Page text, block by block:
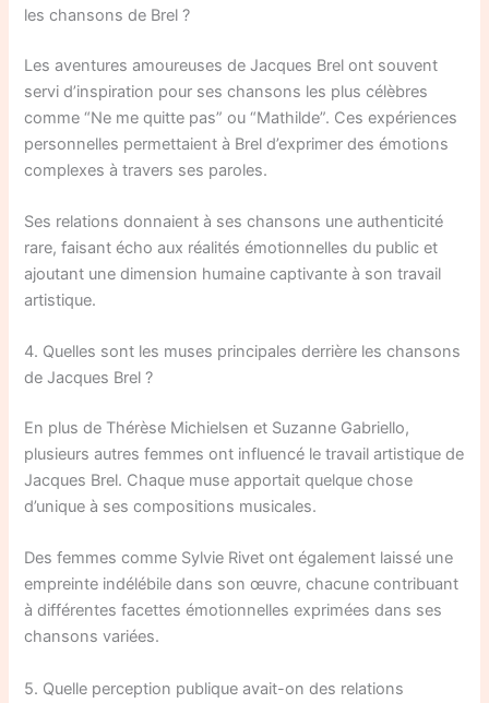
les chansons de Brel ?
Les aventures amoureuses de Jacques Brel ont souvent
servi d’inspiration pour ses chansons les plus célèbres
comme “Ne me quitte pas” ou “Mathilde”. Ces expériences
personnelles permettaient à Brel d’exprimer des émotions
complexes à travers ses paroles.
Ses relations donnaient à ses chansons une authenticité
rare, faisant écho aux réalités émotionnelles du public et
ajoutant une dimension humaine captivante à son travail
artistique.
4. Quelles sont les muses principales derrière les chansons
de Jacques Brel ?
En plus de Thérèse Michielsen et Suzanne Gabriello,
plusieurs autres femmes ont influencé le travail artistique de
Jacques Brel. Chaque muse apportait quelque chose
d’unique à ses compositions musicales.
Des femmes comme Sylvie Rivet ont également laissé une
empreinte indélébile dans son œuvre, chacune contribuant
à différentes facettes émotionnelles exprimées dans ses
chansons variées.
5. Quelle perception publique avait-on des relations